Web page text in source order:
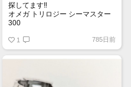
探してます‼️
オメガ トリロジー シーマスター
300
全て有り綺麗な個体をお持ちで
90万円前後で譲って頂ける方、
宜しくお願い致します。
1 785日前